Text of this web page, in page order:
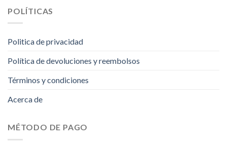
POLÍTICAS
Politica de privacidad
Política de devoluciones y reembolsos
Términos y condiciones
Acerca de
MÉTODO DE PAGO